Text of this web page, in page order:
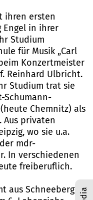
ihren ersten
Engel in ihrer
Studium
für Musik „Carl
Konzertmeister
Reinhard Ulbricht.
Studium trat sie
Schumann-
Chemnitz) als
Aus privaten
wo sie u.a.
mdr-
In verschiedenen
freiberuflich.
aus Schneeberg im